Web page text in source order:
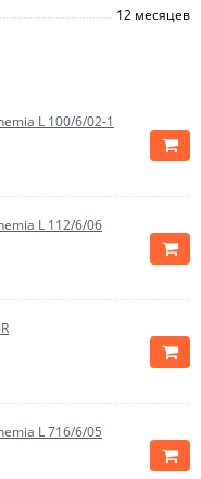
12 месяцев
L 100/6/02-1
L 112/6/06
L 716/6/05